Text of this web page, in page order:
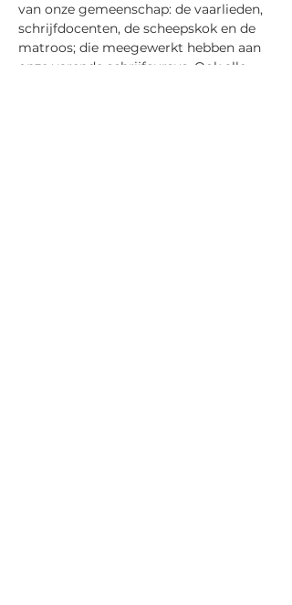
van onze gemeenschap: de vaarlieden,
schrijfdocenten, de scheepskok en de
matroos; die meegewerkt hebben aan
onze varende schrijfcursus. Ook alle